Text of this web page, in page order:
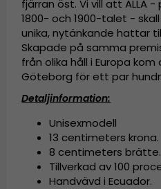
fjärran öst. Vi vill att ALLA
1800- och 1900-talet -
unika, nytänkande hattar
Skapade på samma
från olika håll i Europa
Göteborg för ett par
Detaljinformation:
Unisexmodell
13 centimeters krona.
8 centimeters brätte.
Tillverkad av100
Handvävd i Ecuador.